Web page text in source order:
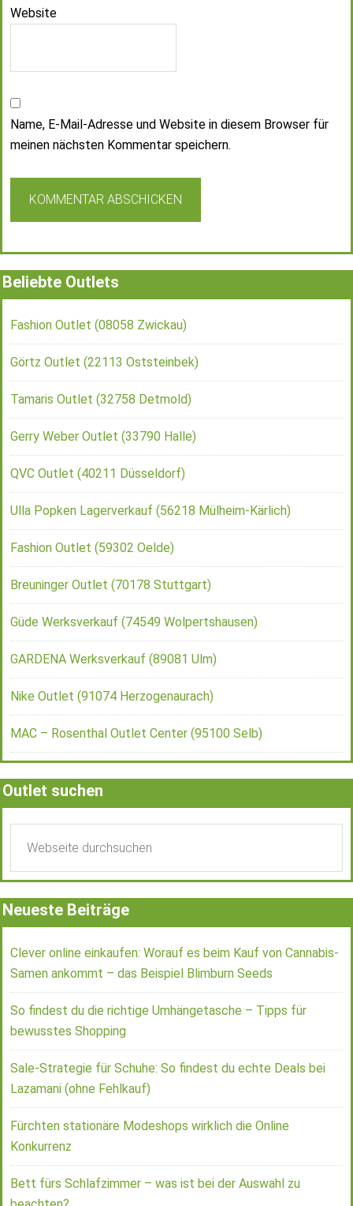
Website
Name, E-Mail-Adresse und Website in diesem Browser für
meinen nächsten Kommentar speichern.
Beliebte Outlets
Fashion Outlet (08058 Zwickau)
Görtz Outlet (22113 Oststeinbek)
Tamaris Outlet (32758 Detmold)
Gerry Weber Outlet (33790 Halle)
QVC Outlet (40211 Düsseldorf)
Ulla Popken Lagerverkauf (56218 Mülheim-Kärlich)
Fashion Outlet (59302 Oelde)
Breuninger Outlet (70178 Stuttgart)
Güde Werksverkauf (74549 Wolpertshausen)
GARDENA Werksverkauf (89081 Ulm)
Nike Outlet (91074 Herzogenaurach)
MAC – Rosenthal Outlet Center (95100 Selb)
Outlet suchen
Neueste Beiträge
Clever online einkaufen: Worauf es beim Kauf von Cannabis-
Samen ankommt – das Beispiel Blimburn Seeds
So findest du die richtige Umhängetasche – Tipps für
bewusstes Shopping
Sale-Strategie für Schuhe: So findest du echte Deals bei
Lazamani (ohne Fehlkauf)
Fürchten stationäre Modeshops wirklich die Online
Konkurrenz
Bett fürs Schlafzimmer – was ist bei der Auswahl zu